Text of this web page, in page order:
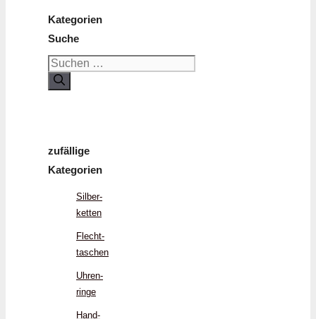
Kategorien
Suche
Suchen
nach:
zufällige
Kategorien
Silber­
ketten
Flecht­
taschen
Uhren­
ringe
Hand­